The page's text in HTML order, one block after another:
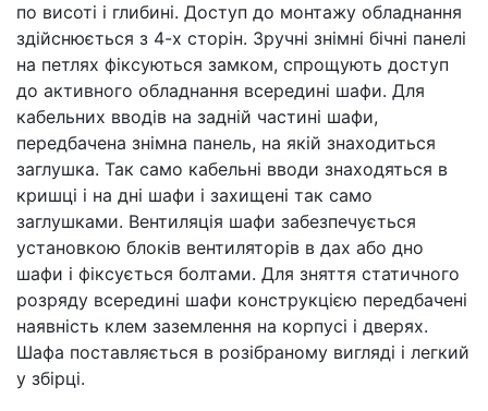
по висоті і глибині. Доступ до монтажу обладнання
здійснюється з 4-х сторін. Зручні знімні бічні панелі
на петлях фіксуються замком, спрощують доступ
до активного обладнання всередині шафи. Для
кабельних вводів на задній частині шафи,
передбачена знімна панель, на якій знаходиться
заглушка. Так само кабельні вводи знаходяться в
кришці і на дні шафи і захищені так само
заглушками. Вентиляція шафи забезпечується
установкою блоків вентиляторів в дах або дно
шафи і фіксується болтами. Для зняття статичного
розряду всередині шафи конструкцією передбачені
наявність клем заземлення на корпусі і дверях.
Шафа поставляється в розібраному вигляді і легкий
у збірці.